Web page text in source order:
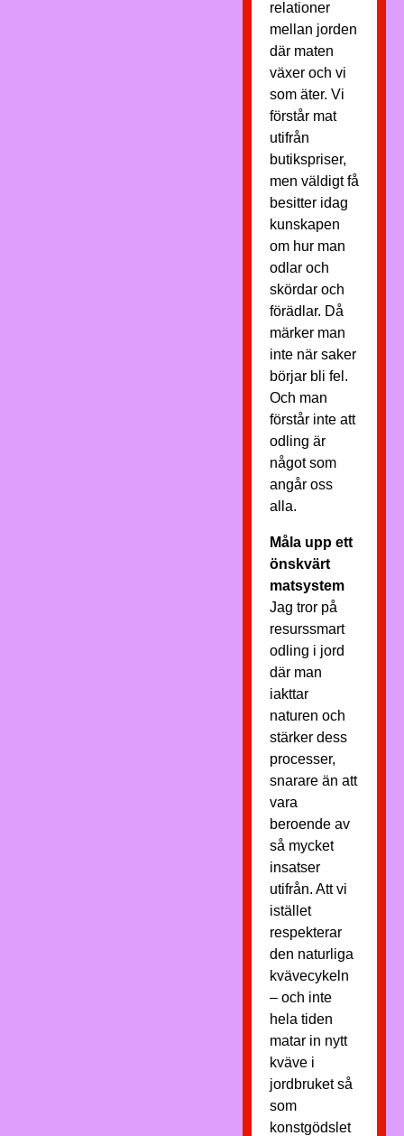
relationer
mellan jorden
där maten
växer och vi
som äter. Vi
förstår mat
utifrån
butikspriser,
men väldigt få
besitter idag
kunskapen
om hur man
odlar och
skördar och
förädlar. Då
märker man
inte när saker
börjar bli fel.
Och man
förstår inte att
odling är
något som
angår oss
alla.
Måla upp ett
önskvärt
matsystem
Jag tror på
resurssmart
odling i jord
där man
iakttar
naturen och
stärker dess
processer,
snarare än att
vara
beroende av
så mycket
insatser
utifrån. Att vi
istället
respekterar
den naturliga
kvävecykeln
– och inte
hela tiden
matar in nytt
kväve i
jordbruket så
som
konstgödslet